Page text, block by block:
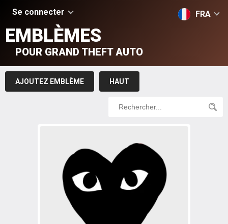
Se connecter FRA
EMBLÈMES
POUR GRAND THEFT AUTO
AJOUTEZ EMBLÈME HAUT